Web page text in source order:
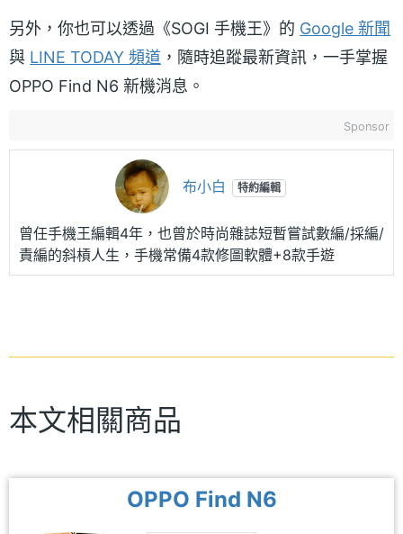
另外，你也可以透過《SOGI 手機王》的 Google 新聞
與 LINE TODAY 頻道 ，隨時追蹤最新資訊，一手掌握
OPPO Find N6 新機消息。
Sponsor
布小白 特約編輯
曾任手機王編輯4年，也曾於時尚雜誌短暫嘗試數編/採編/
責編的斜槓人生，手機常備4款修圖軟體+8款手遊
本文相關商品
OPPO Find N6